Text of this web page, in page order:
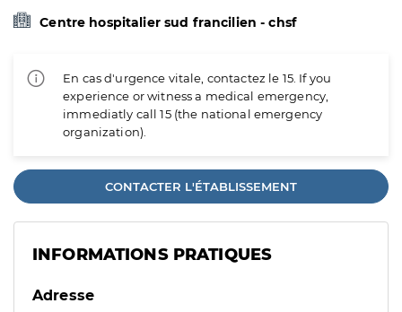
Centre hospitalier sud francilien - chsf
En cas d'urgence vitale, contactez le 15. If you
experience or witness a medical emergency,
immediatly call 15 (the national emergency
organization).
CONTACTER L'ÉTABLISSEMENT
INFORMATIONS PRATIQUES
Adresse